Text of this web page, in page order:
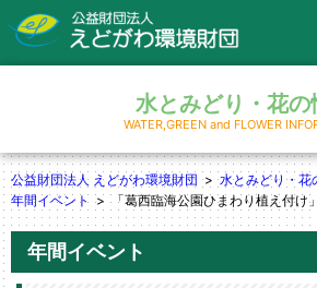
水とみどり・花の
WATER,GREEN and FLOWER
公益財団法人 えどがわ環境財団 水とみどり・花
年間イベント
「葛西臨海公園ひまわり植え付け」
年間イベント